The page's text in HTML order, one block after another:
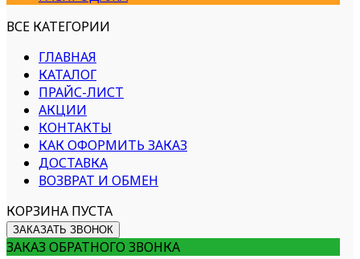
ВСЕ КАТЕГОРИИ
ГЛАВНАЯ
КАТАЛОГ
ПРАЙС-ЛИСТ
АКЦИИ
КОНТАКТЫ
КАК ОФОРМИТЬ ЗАКАЗ
ДОСТАВКА
ВОЗВРАТ И ОБМЕН
КОРЗИНА ПУСТА
ЗАКАЗАТЬ ЗВОНОК
ЗАКАЗ ОБРАТНОГО ЗВОНКА